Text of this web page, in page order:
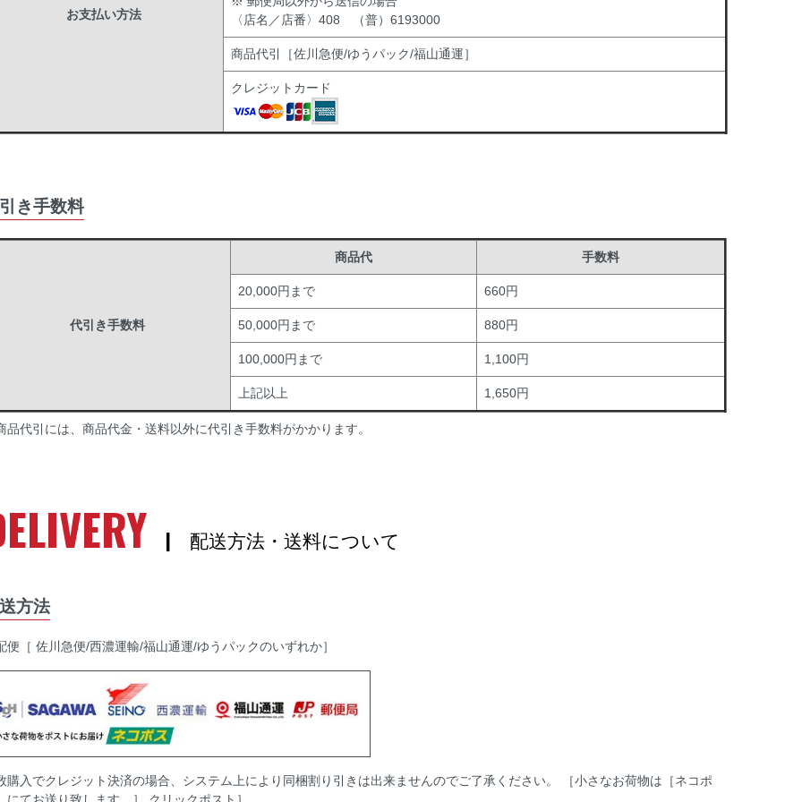
お支払い方法
〈店名／店番〉408 （普）6193000
商品代引［佐川急便/ゆうパック/福山通運］
クレジットカード
き手数料
代引き手数料
商品代 手数料
20,000円まで 660円
50,000円まで 880円
100,000円まで 1,100円
上記以上 1,650円
代引には、商品代金・送料以外に代引き手数料がかかります。
| 配送方法・送料について
方法
便［ 佐川急便/西濃運輸/福山通運/ゆうパックのいずれか］
購入でクレジット決済の場合、システム上により同梱割り引きは出来ませんのでご了承ください。 ［小さなお荷物は［ネコポ